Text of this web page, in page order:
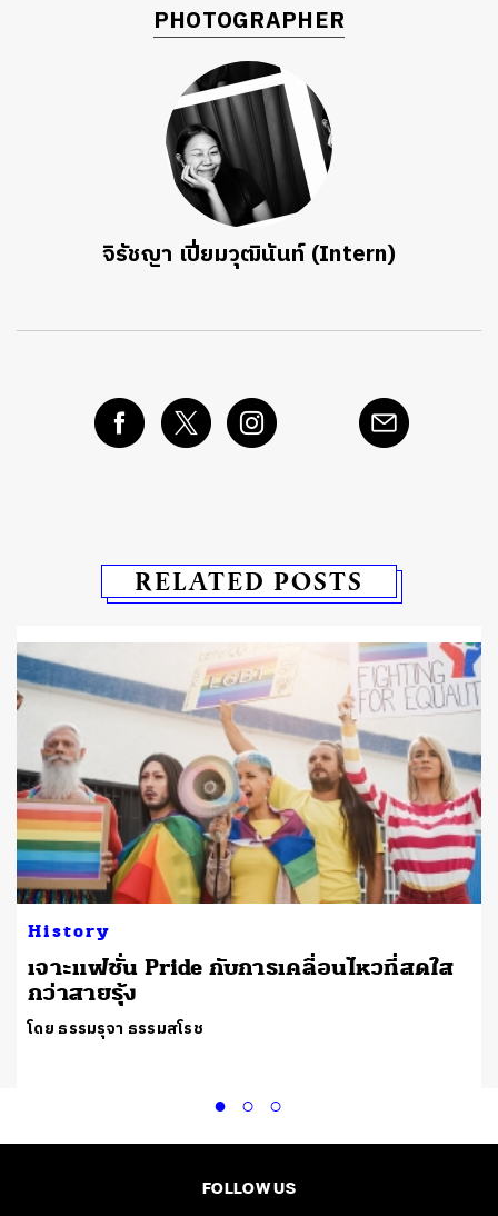
PHOTOGRAPHER
จิรัชญา เปี่ยมวุฒินันท์ (Intern)
RELATED POSTS
History
เจาะแฟชั่น Pride กับการเคลื่อนไหวที่สดใส
กว่าสายรุ้ง
โดย ธรรมรุจา ธรรมสโรช
FOLLOW US